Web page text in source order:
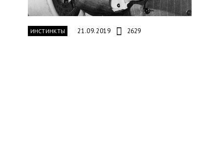
ИНСТИНКТЫ 21.09.2019 2629